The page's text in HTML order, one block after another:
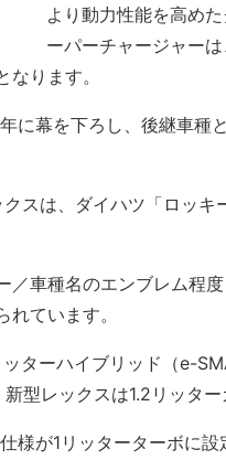
より動力性能を高め
ーパーチャージャー
ります。
に幕を下ろし、後継車種
スは、ダイハツ「ロッキ
車種名のエンブレム程
ています。
ターハイブリッド（e-
型レックスは1.2リッター
が1リッターターボに設